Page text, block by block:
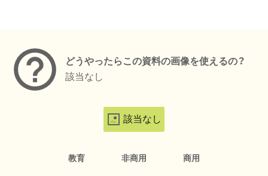
どうやったらこの資料の画像を使えるの？
該当なし
該当なし
教育 非商用 商用